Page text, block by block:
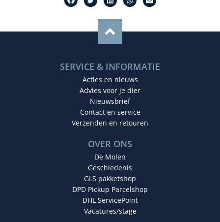
SERVICE & INFORMATIE
Acties en nieuws
Advies voor je dier
Nieuwsbrief
Contact en service
Verzenden en retouren
OVER ONS
De Molen
Geschiedenis
GLS pakketshop
DPD Pickup Parcelshop
DHL ServicePoint
Vacatures/stage